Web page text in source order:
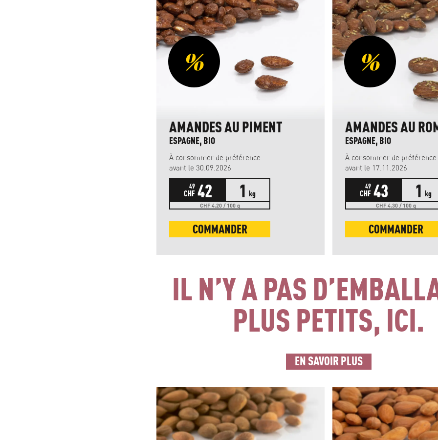
IL N’Y A PAS
PLUS PETITS, ICI.
EN SAVOIR PLUS
AMANDES AU PIMENT
ESPAGNE, BIO
À consommer de préférence
avant le 30.09.2026
49
CHF 42 1 kg
CHF 4.20 / 100 g
COMMANDER
AMANDES AU
ESPAGNE, BIO
À consommer de préférence
avant le 17.11.2026
49
CHF 43 1 kg
CHF 4.30 / 100 g
COMMANDER